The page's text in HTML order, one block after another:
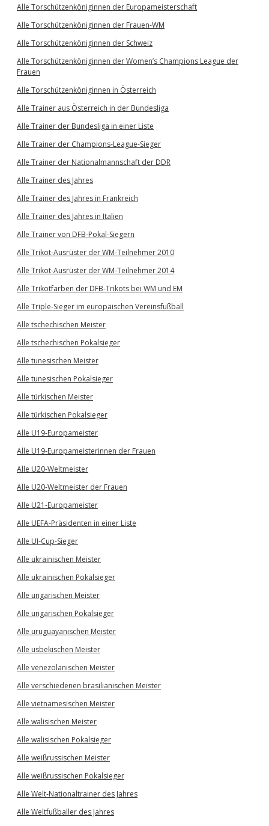
Alle Torschützenköniginnen der Europameisterschaft
Alle Torschützenköniginnen der Frauen-WM
Alle Torschützenköniginnen der Schweiz
Alle Torschützenköniginnen der Women’s Champions League der
Frauen
Alle Torschützenköniginnen in Österreich
Alle Trainer aus Österreich in der Bundesliga
Alle Trainer der Bundesliga in einer Liste
Alle Trainer der Champions-League-Sieger
Alle Trainer der Nationalmannschaft der DDR
Alle Trainer des Jahres
Alle Trainer des Jahres in Frankreich
Alle Trainer des Jahres in Italien
Alle Trainer von DFB-Pokal-Siegern
Alle Trikot-Ausrüster der WM-Teilnehmer 2010
Alle Trikot-Ausrüster der WM-Teilnehmer 2014
Alle Trikotfarben der DFB-Trikots bei WM und EM
Alle Triple-Sieger im europäischen Vereinsfußball
Alle tschechischen Meister
Alle tschechischen Pokalsieger
Alle tunesischen Meister
Alle tunesischen Pokalsieger
Alle türkischen Meister
Alle türkischen Pokalsieger
Alle U19-Europameister
Alle U19-Europameisterinnen der Frauen
Alle U20-Weltmeister
Alle U20-Weltmeister der Frauen
Alle U21-Europameister
Alle UEFA-Präsidenten in einer Liste
Alle UI-Cup-Sieger
Alle ukrainischen Meister
Alle ukrainischen Pokalsieger
Alle ungarischen Meister
Alle ungarischen Pokalsieger
Alle uruguayanischen Meister
Alle usbekischen Meister
Alle venezolanischen Meister
Alle verschiedenen brasilianischen Meister
Alle vietnamesischen Meister
Alle walisischen Meister
Alle walisischen Pokalsieger
Alle weißrussischen Meister
Alle weißrussischen Pokalsieger
Alle Welt-Nationaltrainer des Jahres
Alle Weltfußballer des Jahres